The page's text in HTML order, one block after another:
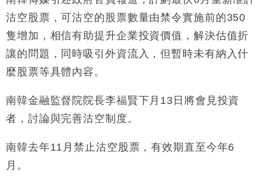
司
18:31
財經｜華僑銀行上半年淨利創新高 中期息增15%至
47仙
17:33
財經｜滙豐上調香港今年GDP預測至4.5% 看好貿易
及消費表現
損失近6900萬元
16:05
財經｜日經失守6.5萬點後回穩 全周仍升近2%
15:47
財經｜恒隆10月換帥 玩具「反」斗城亞洲CEO蔡德
沽空股票，可沽空的股票數量由禁令實施前的350
隻增加，相信有助提升企業投資價值，解決估值折
讓的問題，同時吸引外資流入，但暫時未有納入什
麼股票等具體內容。
南韓金融監督院院長李福賢下月13日將會見投資
者，討論與完善沽空制度。
南韓去年11月禁止沽空股票，有效期直至今年6
月。